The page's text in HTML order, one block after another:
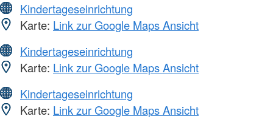
Kindertageseinrichtung
Karte: Link zur Google Maps Ansicht
Kindertageseinrichtung
Karte: Link zur Google Maps Ansicht
Kindertageseinrichtung
Karte: Link zur Google Maps Ansicht